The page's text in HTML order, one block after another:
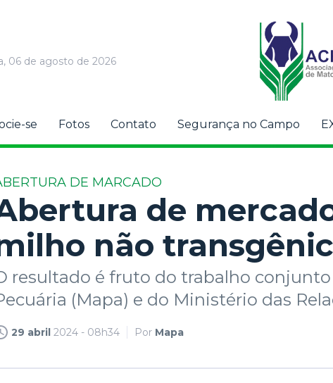
06 de agosto de 2026
se Fotos Contato Segurança no Campo
DE MARCADO
de
não
resultado é fruto do trabalho
(Mapa) e do Ministério das
29 abril 2024 - 08h34 Por Mapa